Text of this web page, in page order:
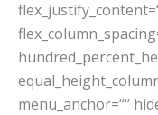
menu_anchor=““